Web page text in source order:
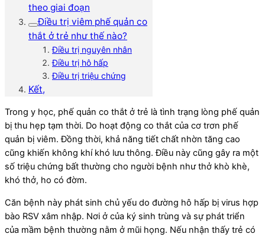
theo giai đoạn
Điều trị viêm phế quản co
thắt ở trẻ như thế nào?
Điều trị nguyên nhân
Điều trị hô hấp
Điều trị triệu chứng
Kết,
Trong y học, phế quản co thắt ở trẻ là tình trạng lòng phế quản
bị thu hẹp tạm thời. Do hoạt động co thắt của cơ trơn phế
quản bị viêm. Đồng thời, khả năng tiết chất nhờn tăng cao
cũng khiến không khí khó lưu thông. Điều này cũng gây ra một
số triệu chứng bất thường cho người bệnh như thở khò khè,
khó thở, ho có đờm.
Căn bệnh này phát sinh chủ yếu do đường hô hấp bị virus hợp
bào RSV xâm nhập. Nơi ở của ký sinh trùng và sự phát triển
của mầm bệnh thường nằm ở mũi họng. Nếu nhận thấy trẻ có